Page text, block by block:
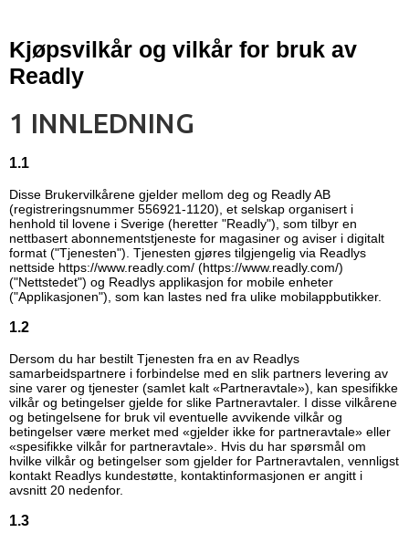
Kjøpsvilkår og vilkår for bruk av
Readly
1 INNLEDNING
1.1
Disse Brukervilkårene gjelder mellom deg og Readly AB
(registreringsnummer 556921-1120), et selskap organisert i
henhold til lovene i Sverige (heretter "Readly"), som tilbyr en
nettbasert abonnementstjeneste for magasiner og aviser i digitalt
format ("Tjenesten"). Tjenesten gjøres tilgjengelig via Readlys
nettside https://www.readly.com/ (https://www.readly.com/)
("Nettstedet") og Readlys applikasjon for mobile enheter
("Applikasjonen"), som kan lastes ned fra ulike mobilappbutikker.
1.2
Dersom du har bestilt Tjenesten fra en av Readlys
samarbeidspartnere i forbindelse med en slik partners levering av
sine varer og tjenester (samlet kalt «Partneravtale»), kan spesifikke
vilkår og betingelser gjelde for slike Partneravtaler. I disse vilkårene
og betingelsene for bruk vil eventuelle avvikende vilkår og
betingelser være merket med «gjelder ikke for partneravtale» eller
«spesifikke vilkår for partneravtale». Hvis du har spørsmål om
hvilke vilkår og betingelser som gjelder for Partneravtalen, vennligst
kontakt Readlys kundestøtte, kontaktinformasjonen er angitt i
avsnitt 20 nedenfor.
1.3